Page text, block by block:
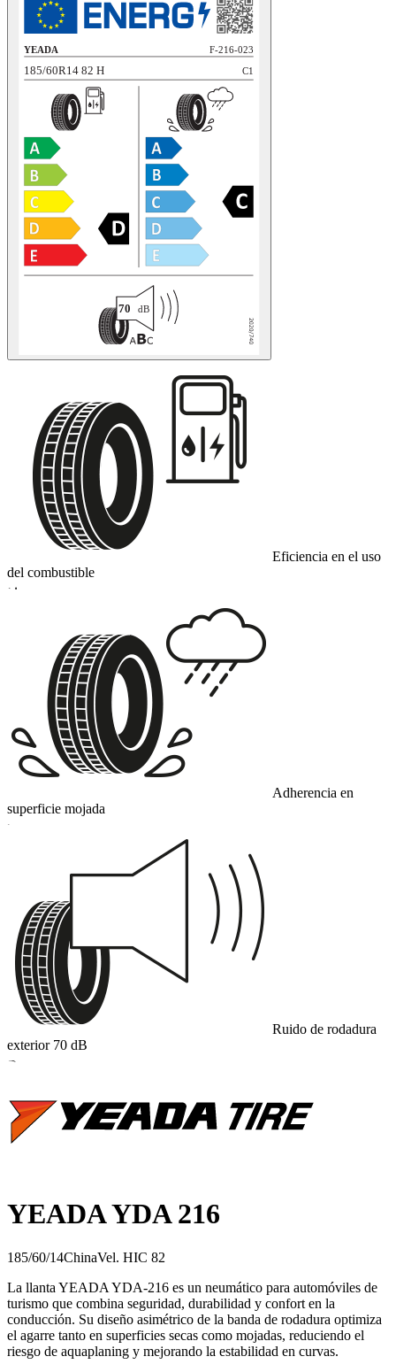
Eficiencia en el uso
del combustible
D
Adherencia en
superficie mojada
C
Ruido de rodadura
exterior 70 dB
B
YEADA YDA 216
185/60/14ChinaVel. HIC 82
La llanta YEADA YDA‑216 es un neumático para automóviles de
turismo que combina seguridad, durabilidad y confort en la
conducción. Su diseño asimétrico de la banda de rodadura optimiza
el agarre tanto en superficies secas como mojadas, reduciendo el
riesgo de aquaplaning y mejorando la estabilidad en curvas.